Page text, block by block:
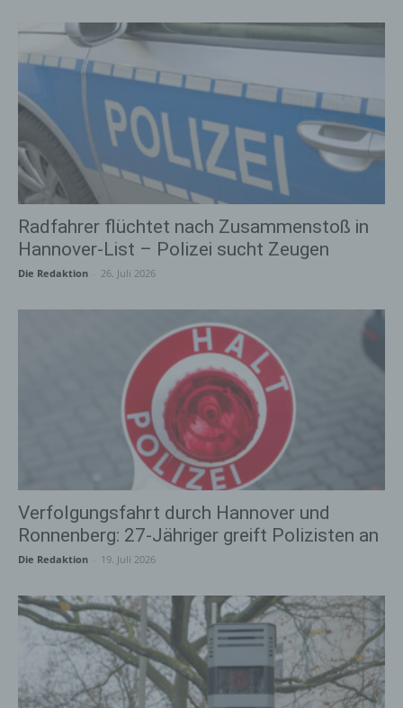
Radfahrer flüchtet nach Zusammenstoß in
Hannover-List – Polizei sucht Zeugen
Die Redaktion 26. Juli 2026
Verfolgungsfahrt durch Hannover und
Ronnenberg: 27-Jähriger greift Polizisten an
Die Redaktion 19. Juli 2026